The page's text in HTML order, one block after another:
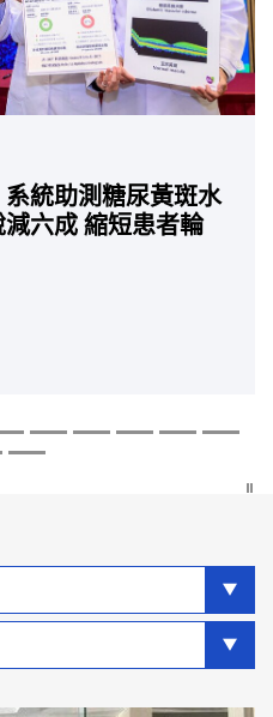
13年全港收生之冠
生 佔學醫狀元六成
文憑試考生佔學額
療科技評估平台 推
醫療
統助測糖尿黃斑水
六成 縮短患者輪
國工程界最高榮譽
為今屆醫藥衞生領
學鳳凰獎學金」嘉
狀元走出課堂放眼
醫
方案 精準辨識
常「盲點」 降低人
風險
靶點 小鼠實驗證實
創嶄新神經保護療
治療耐藥性機制 揭
餵食」新功能助癌
同牽頭跨國肺癌研
癌病人七年無惡化
的肺癌有望變成
共存
清野裕傑出領袖
榮膺亞洲糖尿病教
專家 探討私人醫療
覆蓋
亞洲研究員 榮獲國
K. Lattimer 講座
臨床應用」研究突
可改善嚴重中風康